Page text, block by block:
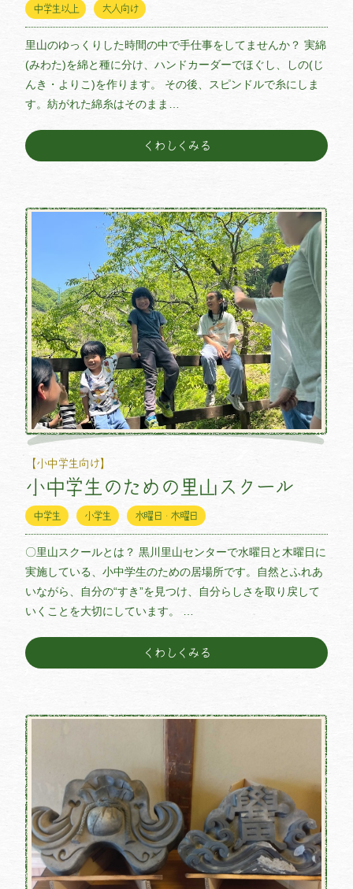
中学生以上 大人向け
里山のゆっくりした時間の中で手仕事をしてませんか？ 実綿
(みわた)を綿と種に分け、ハンドカーダーでほぐし、しの(じ
んき・よりこ)を作ります。 その後、スピンドルで糸にしま
す。紡がれた綿糸はそのまま…
くわしくみる
【小中学生向け】
小中学生のための里山スクール
中学生 小学生 水曜日・木曜日
〇里山スクールとは？ 黒川里山センターで水曜日と木曜日に
実施している、小中学生のための居場所です。自然とふれあ
いながら、自分の“すき”を見つけ、自分らしさを取り戻して
いくことを大切にしています。 …
くわしくみる